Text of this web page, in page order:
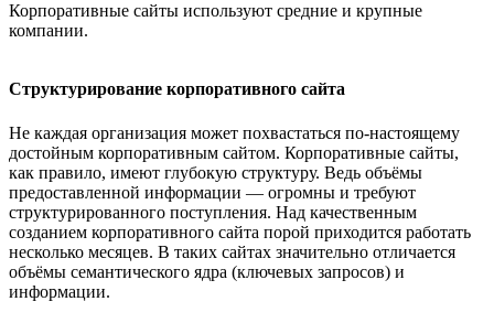
Корпоративные сайты используют средние и крупные
компании.
Структурирование корпоративного сайта
Не каждая организация может похвастаться по-настоящему
достойным корпоративным сайтом. Корпоративные сайты,
как правило, имеют глубокую структуру. Ведь объёмы
предоставленной информации — огромны и требуют
структурированного поступления. Над качественным
созданием корпоративного сайта порой приходится работать
несколько месяцев. В таких сайтах значительно отличается
объёмы семантического ядра (ключевых запросов) и
информации.